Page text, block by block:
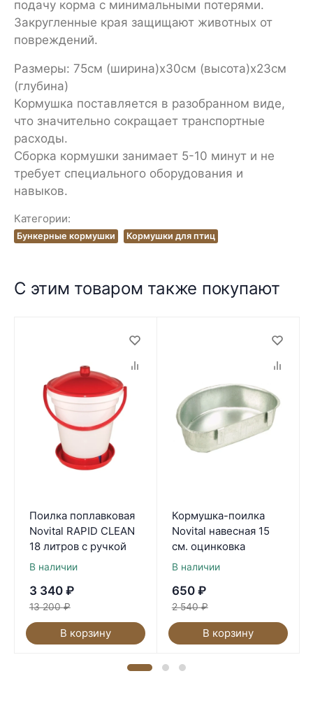
подачу корма с минимальными потерями.
Закругленные края защищают животных от
повреждений.
Размеры: 75см (ширина)х30см (высота)х23см
(глубина)
Кормушка поставляется в разобранном виде,
что значительно сокращает транспортные
расходы.
Сборка кормушки занимает 5-10 минут и не
требует специального оборудования и
навыков.
Категории:
Бункерные кормушки Кормушки для птиц
С этим товаром также покупают
Поилка поплавковая
Novital RAPID CLEAN
18 литров с ручкой
В наличии
3 340 ₽
13 200 ₽
В корзину
Кормушка-поилка
Novital навесная 15
см. оцинковка
В наличии
650 ₽
2 540 ₽
В корзину